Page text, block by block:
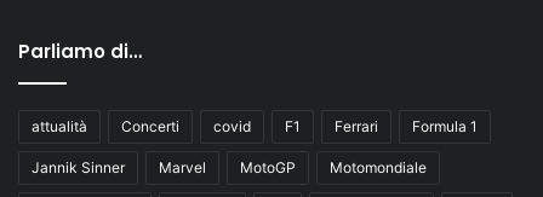
Parliamo di…
attualità Concerti covid F1 Ferrari Formula 1
Jannik Sinner Marvel MotoGP Motomondiale